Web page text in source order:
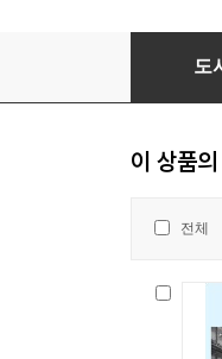
스펄전의
도
이 상품
전체